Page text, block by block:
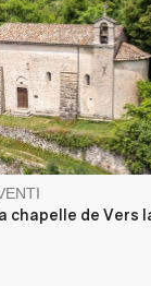
chapelle de Vers